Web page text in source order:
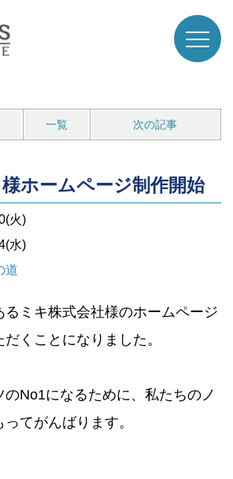
一覧 次の記事
ホームページ制作開始
火)
水)
道
るミキ株式会社様のホームページ
くことになりました。
No1になるために、私たちのノ
てがんばります。